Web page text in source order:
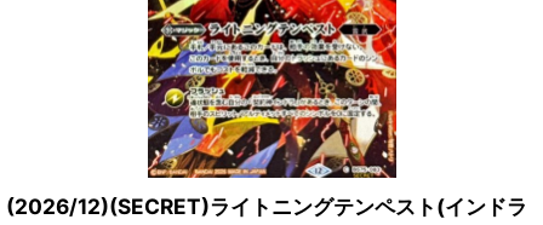
(2026/12)(SECRET)ライトニングテンペスト(インドラ